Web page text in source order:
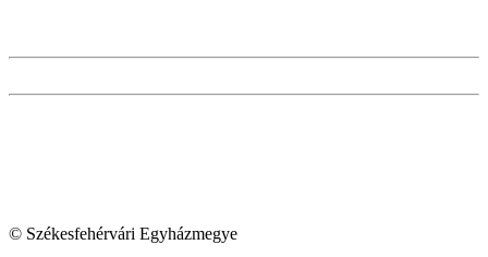
© Székesfehérvári Egyházmegye